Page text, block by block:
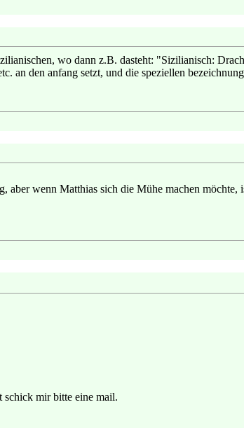
wo dann z.B. dasteht: "Sizilianisch:
an den anfang setzt, und die speziellen
aber wenn Matthias sich die Mühe machen möchte,
schick mir bitte eine mail.